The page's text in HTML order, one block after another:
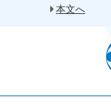
本文へ